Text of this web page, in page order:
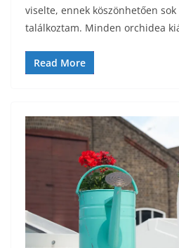
viselte, ennek köszönhetően
találkoztam. Minden orchidea
Read More